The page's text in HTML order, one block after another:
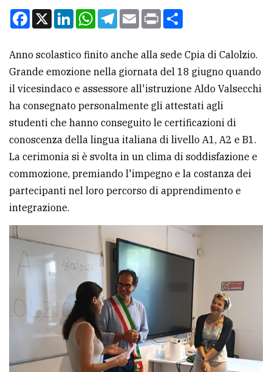
tua
CERCA
Cerca
per
comune
Ricerca
avanzata
ALTRE
TESTATE
PRIVACY
Privacy
Facebook
X LinkedInWhatsApp
Telegram
EmailPrint
Anno scolastico finito anche alla sede Cpia di Calolzio.
Grande emozione nella giornata del 18 giugno quando
il vicesindaco e assessore all'istruzione Aldo Valsecchi
ha consegnato personalmente gli attestati agli
studenti che hanno conseguito le certificazioni di
conoscenza della lingua italiana di livello A1, A2 e B1.
La cerimonia si è svolta in un clima di soddisfazione e
commozione, premiando l'impegno e la costanza dei
partecipanti nel loro percorso di apprendimento e
integrazione.